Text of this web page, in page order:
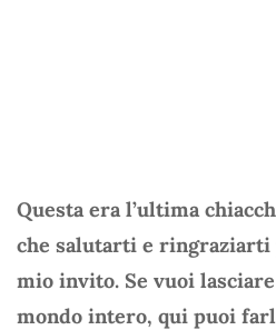
Questa era l’ultima
che salutarti e ringraziarti
mio invito. Se vuoi
mondo intero, qui puoi